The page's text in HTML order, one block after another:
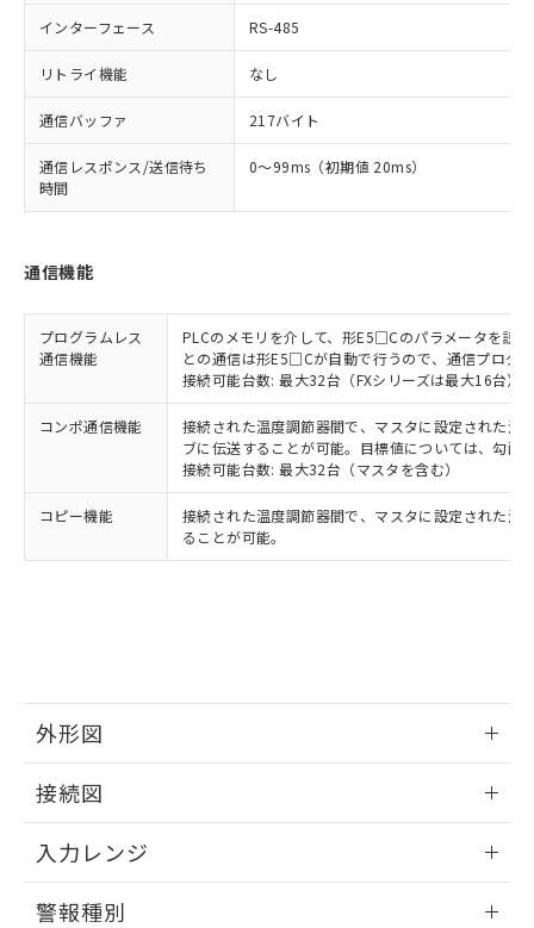
インターフェース RS-485
リトライ機能 なし
通信バッファ 217バイト
通信レスポンス/送信待ち
時間
0～99ms（初期値 20ms）
通信機能
プログラムレス
通信機能
PLCのメモリを介して、形E5□Cのパラメータを読
との通信は形E5□Cが自動で行うので、通信プログ
接続可能台数: 最大32台（FXシリーズは最大16台）
コンポ通信機能
接続された温度調節器間で、マスタに設定された温
ブに伝送することが可能。目標値については、勾配
接続可能台数: 最大32台（マスタを含む）
コピー機能
接続された温度調節器間で、マスタに設定された温
ることが可能。
外形図
接続図
入力レンジ
警報種別